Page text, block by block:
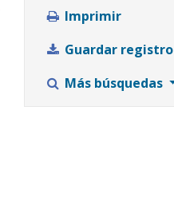
Imprimir
Guardar registro
Más búsquedas